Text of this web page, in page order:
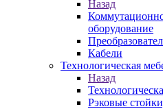
Назад
оборудование
Кабели
Технологическая
Назад
Рэковые